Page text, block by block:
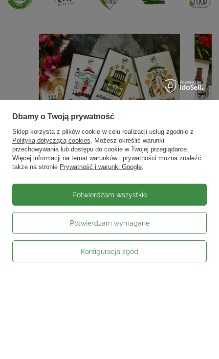
Moje zamówienie
Dbamy o Twoją prywatność
Sklep korzysta z plików cookie w celu realizacji usług zgodnie z
Polityką dotyczącą cookies. Możesz określić warunki
przechowywania lub dostępu do cookie w Twojej przeglądarce.
Więcej informacji na temat warunków i prywatności można znaleźć
także na stronie Prywatność i warunki Google.
Potwierdzam wymagane
Konfiguracja zgód
Potwierdzam wszystkie